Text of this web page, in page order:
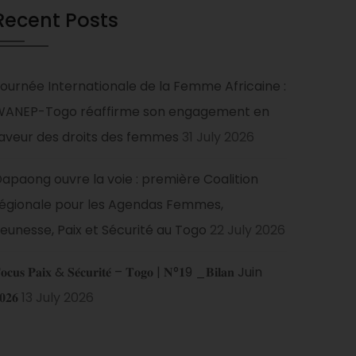
Posts
Internationale de la Femme Africaine :
Togo réaffirme son engagement en
des droits des femmes 31 July 2026
ouvre la voie : première Coalition
pour les Agendas Femmes,
Paix et Sécurité au Togo 22 July 2026
𝐏𝐚𝐢𝐱 & 𝐒𝐞́𝐜𝐮𝐫𝐢𝐭𝐞́ – 𝐓𝐨𝐠𝐨 | 𝐍°𝟏9 _𝐁𝐢𝐥𝐚𝐧 Juin
13 July 2026